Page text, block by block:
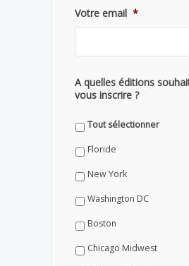
Votre email *
A quelles éditions
vous inscrire ?
Tout sélectionner
Floride
New York
Washington DC
Boston
Chicago Midwest